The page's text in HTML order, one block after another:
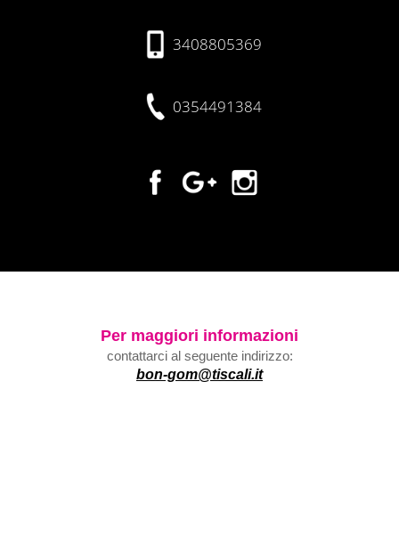
3408805369
0354491384
Per maggiori informazioni
contattarci al seguente indirizzo:
bon-gom@tiscali.it